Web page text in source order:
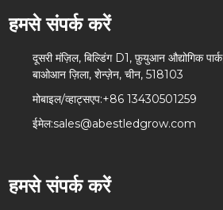
हमसे संपर्क करें
दूसरी मंज़िल, बिल्डिंग D1, फ़ुयुआन औद्योगिक
बाओआन ज़िला, शेन्ज़ेन, चीन, 518103
मोबाइल/व्हाट्सएप:+86 13430501259
ईमेल:sales@abestledgrow.com
हमसे संपर्क करें